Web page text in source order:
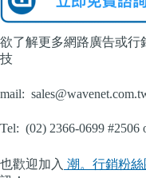
欲了解更多網路廣告或行
技
mail:
Tel: (02) 2366-0699 #2506
也歡迎加入 潮。行銷粉絲